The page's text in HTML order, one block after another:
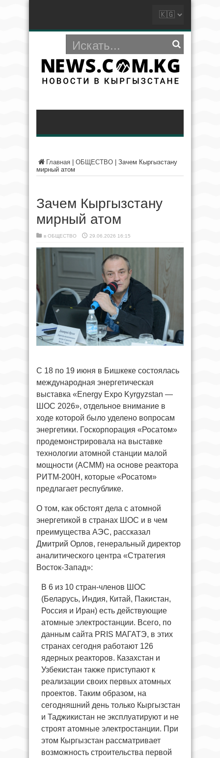
Главная ОБЩЕСТВО
Зачем Кыргызстану
мирный атом
Зачем Кыргызстану
мирный атом
в ОБЩЕСТВО 29.06.2026 16:15
С 18 по 19 июня в Бишкеке состоялась
международная энергетическая
выставка «Energy Expo Kyrgyzstan —
ШОС 2026», отдельное внимание в
ходе которой было уделено вопросам
энергетики. Госкорпорация «Росатом»
продемонстрировала на выставке
технологии атомной станции малой
мощности (АСММ) на основе реактора
РИТМ-200Н, которые «Росатом»
предлагает республике.
О том, как обстоят дела с атомной
энергетикой в странах ШОС и в чем
преимущества АЭС, рассказал
Дмитрий Орлов, генеральный директор
аналитического центра «Стратегия
Восток-Запад»:
В 6 из 10 стран-членов ШОС
(Беларусь, Индия, Китай, Пакистан,
Россия и Иран) есть действующие
атомные электростанции. Всего, по
данным сайта PRIS МАГАТЭ, в этих
странах сегодня работают 126
ядерных реакторов. Казахстан и
Узбекистан также приступают к
реализации своих первых атомных
проектов. Таким образом, на
сегодняшний день только Кыргызстан
и Таджикистан не эксплуатируют и не
строят атомные электростанции. При
этом Кыргызстан рассматривает
возможность строительства первой